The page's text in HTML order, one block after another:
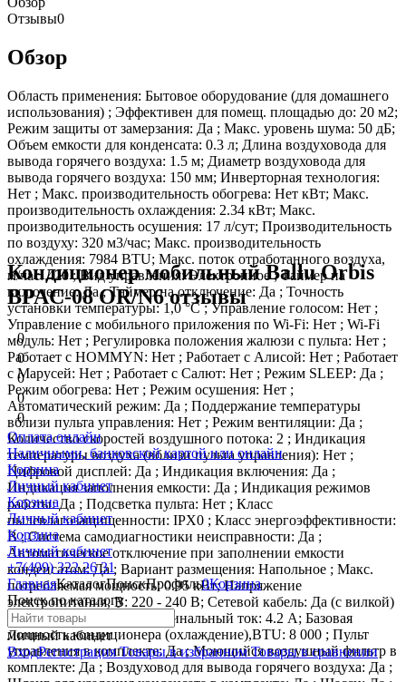
Отзывы0
Обзор
Область применения: Бытовое оборудование (для домашнего
использования) ; Эффективен для помещ. площадью до: 20 м2;
Режим защиты от замерзания: Да ; Макс. уровень шума: 50 дБ;
Объем емкости для конденсата: 0.3 л; Длина воздуховода для
вывода горячего воздуха: 1.5 м; Диаметр воздуховода для
вывода горячего воздуха: 150 мм; Инверторная технология:
Нет ; Макс. производительность обогрева: Нет кВт; Макс.
производительность охлаждения: 2.34 кВт; Макс.
производительность осушения: 17 л/сут; Производительность
по воздуху: 320 м3/час; Макс. производительность
охлаждения: 7984 BTU; Макс. поток отработанного воздуха,
м/час: 420 ; Вид управления: Электронное ; Таймер на
включение: Да ; Таймер на отключение: Да ; Точность
установки температуры: 1,0 °С ; Управление голосом: Нет ;
Управление c мобильного приложения по Wi-Fi: Нет ; Wi-Fi
модуль: Нет ; Регулировка положения жалюзи с пульта: Нет ;
Работает с HOMMYN: Нет ; Работает с Алисой: Нет ; Работает
с Марусей: Нет ; Работает с Салют: Нет ; Режим SLEEP: Да ;
Режим обогрева: Нет ; Режим осушения: Нет ;
Автоматический режим: Да ; Поддержание температуры
вблизи пульта управления: Нет ; Режим вентиляции: Да ;
Количество скоростей воздушного потока: 2 ; Индикация
температуры воздуха (вблизи пульта управления): Нет ;
Цифровой дисплей: Да ; Индикация включения: Да ;
Индикация заполнения емкости: Да ; Индикация режимов
работы: Да ; Подсветка пульта: Нет ; Класс
пылевлагозащищенности: IPX0 ; Класс энергоэффективности:
B ; Система самодиагностики неисправности: Да ;
Автоматическое отключение при заполнении емкости
конденсатом: Да ; Вариант размещения: Напольное ; Макс.
потребляемая мощность: 0.95 кВт; Напряжение
электропитания, В: 220 - 240 В; Сетевой кабель: Да (с вилкой)
; Длина кабеля: 1.5 м; Номинальный ток: 4.2 А; Базовая
мощность кондиционера (охлаждение),BTU: 8 000 ; Пульт
управления в комплекте: Да ; Моющийся воздушный фильтр в
комплекте: Да ; Воздуховод для вывода горячего воздуха: Да ;
Кондиционер мобильный Ballu Orbis
BPAC-08 OR/N6 отзывы
0
0
0
0
0
Оплата онлайн
Наличными, банковской картой или онлайн
Корзина
Личный кабинет
Корзина
Личный кабинет
Корзина
Личный кабинет
+7(499) 322 26 31
ГлавнаяКаталогПоискПрофиль0Корзина
Поиск по каталогу
Личный кабинет
ВходРегистрацияТовары в избранномТовары в сравнении